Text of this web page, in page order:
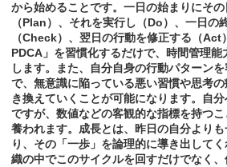
から始めることです。一日の始まりにそ
（Plan）、それを実行し（Do）、一日の
（Check）、翌日の行動を修正する（Act
PDCA」を習慣化するだけで、時間管理能
します。また、自分自身の行動パターン
で、無意識に陥っている悪い習慣や思考
き換えていくことが可能になります。自
ですが、数値などの客観的な指標を持つ
養われます。成長とは、昨日の自分より
り、その「一歩」を論理的に導き出して
織の中でこのサイクルを回すだけでなく